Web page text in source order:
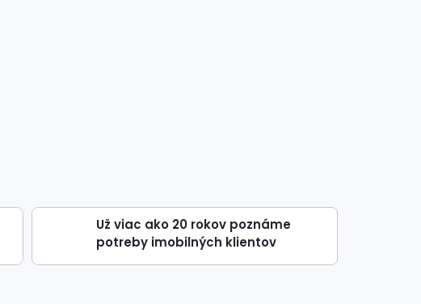
Už viac ako 20 rokov poznáme
potreby imobilných klientov